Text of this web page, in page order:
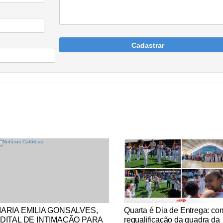
Cadastrar
Católicas
EMILIA GONSALVES,
DE INTIMAÇÃO PARA
Notícias Católicas
Quarta é Dia de Entrega:
requalificação da quadra da